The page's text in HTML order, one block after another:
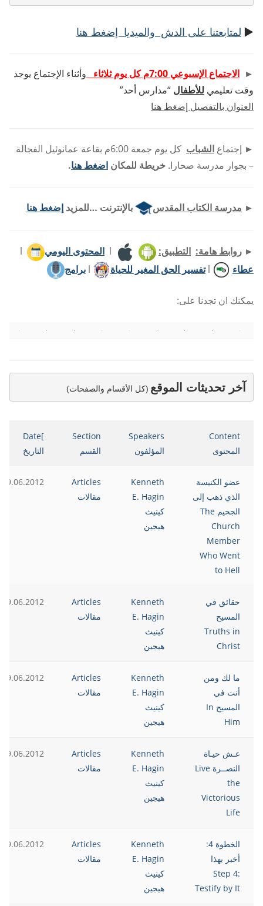
► لمتابعتنا على الدش والميديا إضغط هنا
► الاجتماع الإسبوعي 7:00م كل يوم ثلاثاء
وأثناء الإجتماع يوجد
وقت تعليمي للأطفال “مدارس أحد”
العنوان بالتفصيل إضغط هنا
► إجتماع الشباب
كل يوم جمعة 6:00م بقاعة عمانوئيل الفجالة
– بجوار مدرسة صحارا. خريطة للمكان اضغط هنا.
► مدرسة الكتاب المقدس بالإنترنت …للمزيد إضغط هنا
► روابط هامة: التطبيق: المحتوى اليومي
عطاء
تفسير الحق المغير للحياة برامج
يمكنك ان تجدنا على:
آخر تحديثات الموقع (كل الأقسام والصفحات)
Content
المحتوى
Speakers
المؤلفون
Section
القسم
]Date
التاريخ
عضو الكنيسة
الذي ذهب إلى
الجحيم The
Church
Member
Who Went
to Hell
Kenneth
E. Hagin
كينيث
هيجين
Articles
مقالات
19.06.2012
حقائق في
المسيح
Truths in
Christ
Kenneth
E. Hagin
كينيث
هيجين
Articles
مقالات
19.06.2012
ما لك ومن
أنت في
المسيح In
Him
Kenneth
E. Hagin
كينيث
هيجين
Articles
مقالات
19.06.2012
عـش حيـاة
النصــرة Live
the
Victorious
Life
Kenneth
E. Hagin
كينيث
هيجين
Articles
مقالات
19.06.2012
الخطوة 4:
أخبر بهذا
Step 4:
Testify by It
Kenneth
E. Hagin
كينيث
هيجين
Articles
مقالات
19.06.2012